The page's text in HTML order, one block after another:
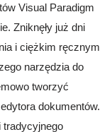
Visual Paradigm
Zniknęły już dni
i ciężkim ręcznym
narzędzia do
tworzyć
dokumentów.
tradycyjnego